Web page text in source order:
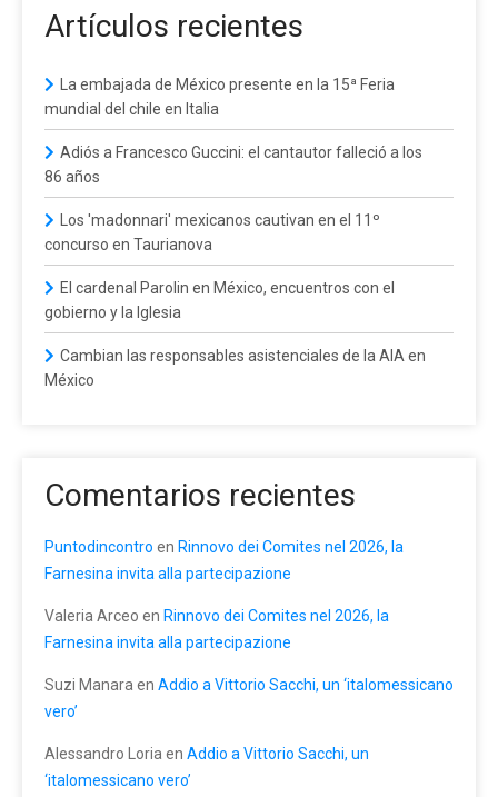
Artículos recientes
La embajada de México presente en la 15ª Feria
mundial del chile en Italia
Adiós a Francesco Guccini: el cantautor falleció a los
86 años
Los 'madonnari' mexicanos cautivan en el 11º
concurso en Taurianova
El cardenal Parolin en México, encuentros con el
gobierno y la Iglesia
Cambian las responsables asistenciales de la AIA en
México
Comentarios recientes
Puntodincontro en Rinnovo dei Comites nel 2026, la
Farnesina invita alla partecipazione
Valeria Arceo en Rinnovo dei Comites nel 2026, la
Farnesina invita alla partecipazione
Suzi Manara en Addio a Vittorio Sacchi, un ‘italomessicano
vero’
Alessandro Loria en Addio a Vittorio Sacchi, un
‘italomessicano vero’